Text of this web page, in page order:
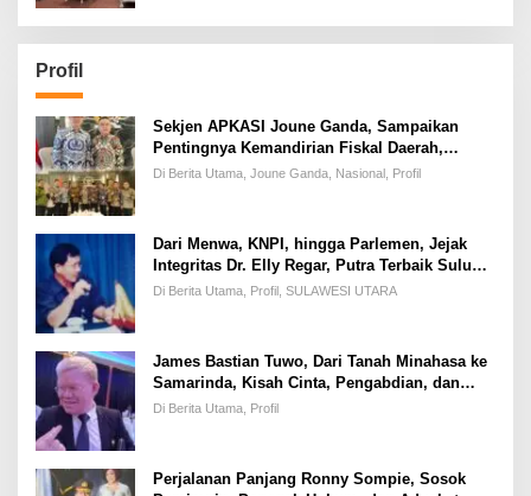
Profil
Sekjen APKASI Joune Ganda, Sampaikan
Pentingnya Kemandirian Fiskal Daerah,
Dihadapan Pimpinan DPR-RI
Di Berita Utama, Joune Ganda, Nasional, Profil
Dari Menwa, KNPI, hingga Parlemen, Jejak
Integritas Dr. Elly Regar, Putra Terbaik Suluun
yang Disegani Lintas Generasi
Di Berita Utama, Profil, SULAWESI UTARA
James Bastian Tuwo, Dari Tanah Minahasa ke
Samarinda, Kisah Cinta, Pengabdian, dan
Kesuksesan
Di Berita Utama, Profil
Perjalanan Panjang Ronny Sompie, Sosok